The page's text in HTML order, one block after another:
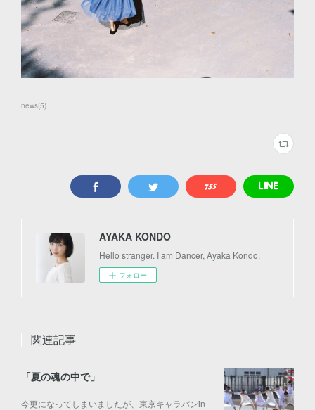
news(5)
AYAKA KONDO
Hello stranger. I am Dancer, Ayaka Kondo.
フォロー
関連記事
「夏の魂の中で」
今更になってしまいましたが、東京キャラバンin